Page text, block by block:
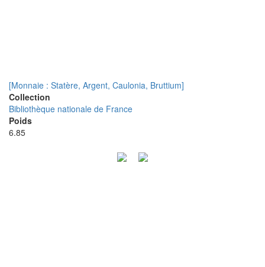
[Monnaie : Statère, Argent, Caulonia, Bruttium]
Collection
Bibliothèque nationale de France
Poids
6.85